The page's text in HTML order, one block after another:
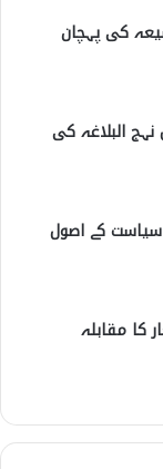
کی پہچان
نہج البلاغہ کی
سیاست کے اصول
کا مقابلہ